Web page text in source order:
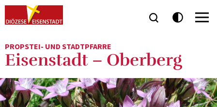
PROPSTEI- UND STADTPFARRE
Eisenstadt – Oberberg